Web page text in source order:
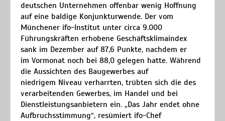
deutschen Unternehmen offenbar wenig Hoffnung
auf eine baldige Konjunkturwende. Der vom
Münchener ifo-Institut unter circa 9.000
Führungskräften erhobene Geschäftsklimaindex
sank im Dezember auf 87,6 Punkte, nachdem er
im Vormonat noch bei 88,0 gelegen hatte. Während
die Aussichten des Baugewerbes auf
niedrigem Niveau verharrten, trübten sich die des
verarbeitenden Gewerbes, im Handel und bei
Dienstleistungsanbietern ein. „Das Jahr endet ohne
Aufbruchsstimmung“, resümiert ifo-Chef